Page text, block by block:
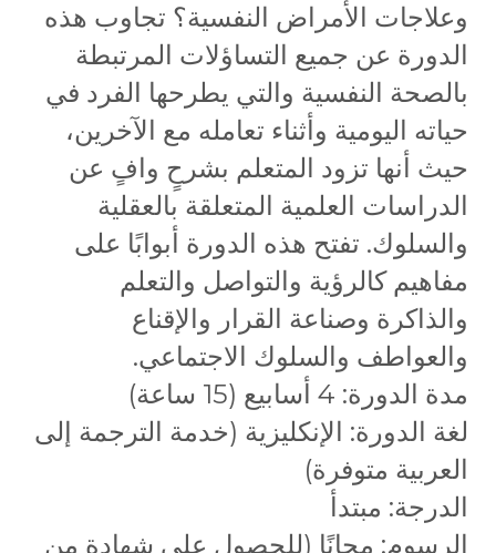
وعلاجات الأمراض النفسية؟ تجاوب هذه
الدورة عن جميع التساؤلات المرتبطة
بالصحة النفسية والتي يطرحها الفرد في
حياته اليومية وأثناء تعامله مع الآخرين،
حيث أنها تزود المتعلم بشرحٍ وافٍ عن
الدراسات العلمية المتعلقة بالعقلية
والسلوك. تفتح هذه الدورة أبوابًا على
مفاهيم كالرؤية والتواصل والتعلم
والذاكرة وصناعة القرار والإقناع
والعواطف والسلوك الاجتماعي.
مدة الدورة: 4 أسابيع (15 ساعة)
لغة الدورة: الإنكليزية (خدمة الترجمة إلى
العربية متوفرة)
الدرجة: مبتدأ
الرسوم: مجانًا (للحصول على شهادة من